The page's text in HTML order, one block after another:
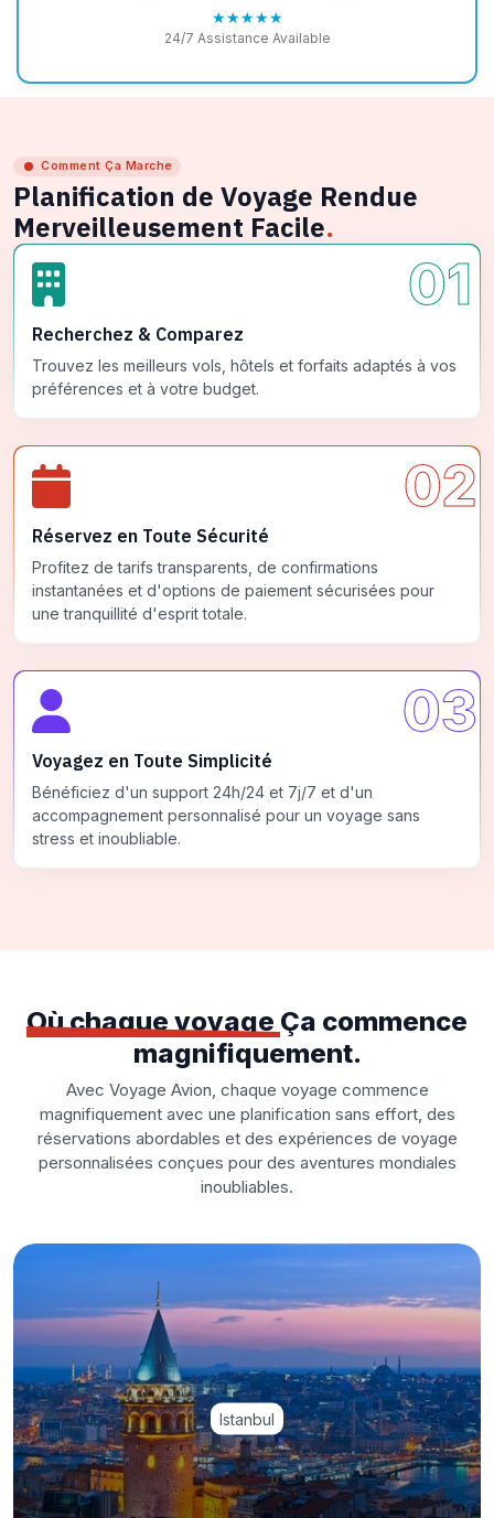
★★★★★
24/7 Assistance Available
Comment Ça Marche
Planification de Voyage Rendue
Merveilleusement Facile.
01
Recherchez & Comparez
Trouvez les meilleurs vols, hôtels et forfaits adaptés à vos
préférences et à votre budget.
02
Réservez en Toute Sécurité
Profitez de tarifs transparents, de confirmations
instantanées et d'options de paiement sécurisées pour
une tranquillité d'esprit totale.
03
Voyagez en Toute Simplicité
Bénéficiez d'un support 24h/24 et 7j/7 et d'un
accompagnement personnalisé pour un voyage sans
stress et inoubliable.
Où chaque voyage Ça commence
magnifiquement.
Avec Voyage Avion, chaque voyage commence
magnifiquement avec une planification sans effort, des
réservations abordables et des expériences de voyage
personnalisées conçues pour des aventures mondiales
inoubliables.
Istanbul